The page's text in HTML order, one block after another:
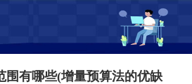
围有哪些(增量预算法的优缺